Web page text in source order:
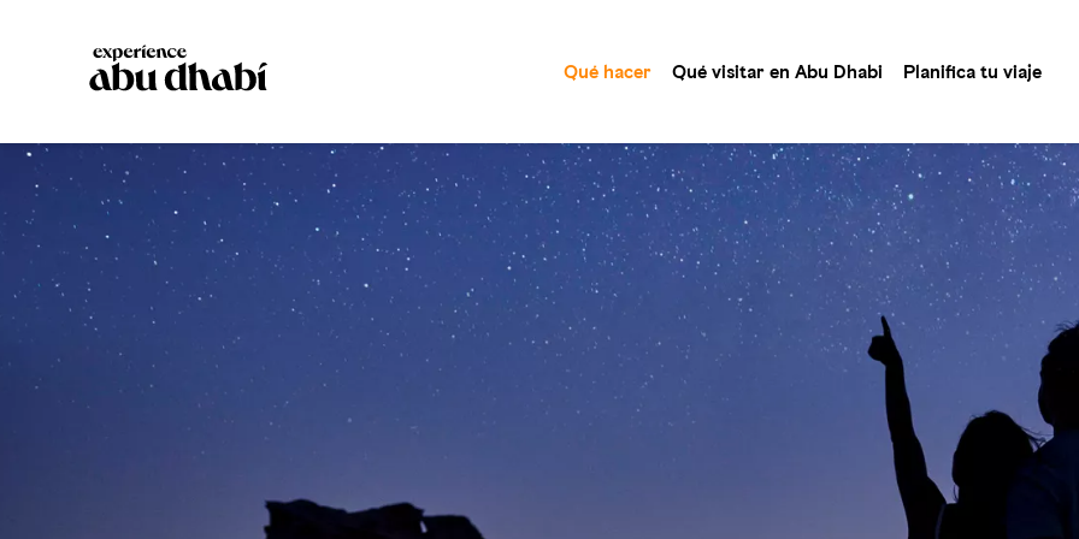
Qué hacer Qué visitar en Abu Dhabi Planifica tu viaje